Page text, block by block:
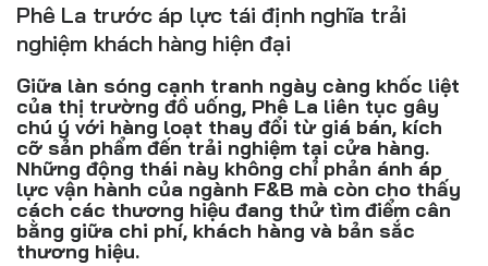
Thị trường
Đồ uống
Pháp luật
Khoa giáo
Multimedia
Phê La trước áp lực tái định nghĩa trải
nghiệm khách hàng hiện đại
Giữa làn sóng cạnh tranh ngày càng khốc liệt
của thị trường đồ uống, Phê La liên tục gây
chú ý với hàng loạt thay đổi từ giá bán, kích
cỡ sản phẩm đến trải nghiệm tại cửa hàng.
Những động thái này không chỉ phản ánh áp
lực vận hành của ngành F&B mà còn cho thấy
cách các thương hiệu đang thử tìm điểm cân
bằng giữa chi phí, khách hàng và bản sắc
thương hiệu.